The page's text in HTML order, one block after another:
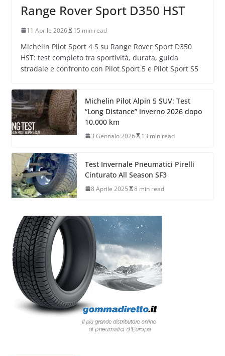
Range Rover Sport D350 HST
11 Aprile 2026 15 min read
Michelin Pilot Sport 4 S su Range Rover Sport D350
HST: test completo tra sportività, durata, guida
stradale e confronto con Pilot Sport 5 e Pilot Sport S5
Michelin Pilot Alpin 5 SUV: Test
“Long Distance” inverno 2026 dopo
10.000 km
3 Gennaio 2026 13 min read
Test Invernale Pneumatici Pirelli
Cinturato All Season SF3
8 Aprile 2025 8 min read